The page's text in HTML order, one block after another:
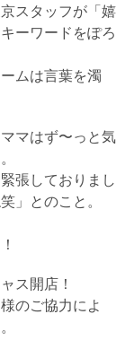
スタッフが「嬉
ーワードをぽろ
ムは言葉を濁
マはず〜っと気
張しておりまし
」とのこと。
ス開店！
のご協力によ